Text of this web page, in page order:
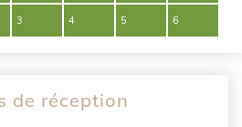
3 4 5 6
de réception